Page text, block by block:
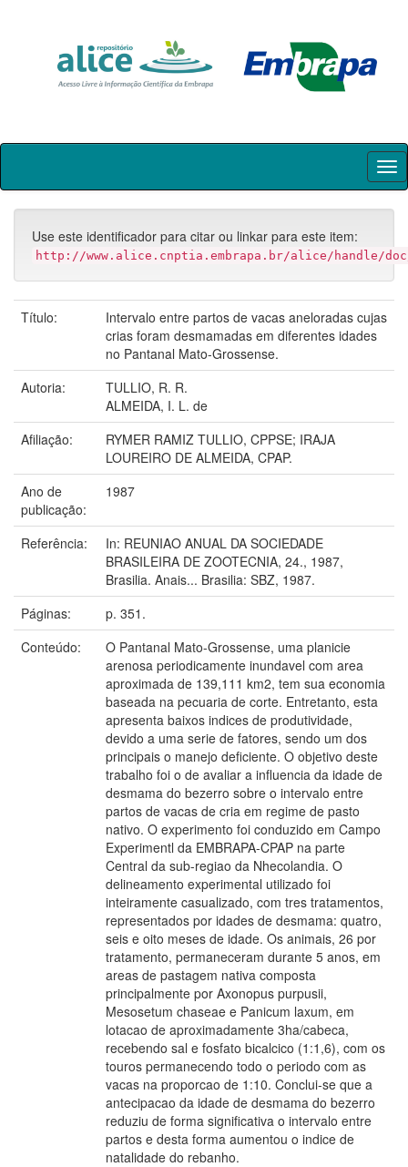
Skip
Use este identificador para citar ou linkar para este item:
http://www.alice.cnptia.embrapa.br/alice/handle/doc/
Título:
Intervalo entre partos de vacas aneloradas cujas
crias foram desmamadas em diferentes idades
no Pantanal Mato-Grossense.
Autoria:
TULLIO, R. R.
ALMEIDA, I. L. de
Afiliação:
RYMER RAMIZ TULLIO, CPPSE; IRAJA
LOUREIRO DE ALMEIDA, CPAP.
Ano de
publicação:
1987
Referência:
In: REUNIAO ANUAL DA SOCIEDADE
BRASILEIRA DE ZOOTECNIA, 24., 1987,
Brasilia. Anais... Brasilia: SBZ, 1987.
Páginas:
p. 351.
Conteúdo:
O Pantanal Mato-Grossense, uma planicie
arenosa periodicamente inundavel com area
aproximada de 139,111 km2, tem sua economia
baseada na pecuaria de corte. Entretanto, esta
apresenta baixos indices de produtividade,
devido a uma serie de fatores, sendo um dos
principais o manejo deficiente. O objetivo deste
trabalho foi o de avaliar a influencia da idade de
desmama do bezerro sobre o intervalo entre
partos de vacas de cria em regime de pasto
nativo. O experimento foi conduzido em Campo
Experimentl da EMBRAPA-CPAP na parte
Central da sub-regiao da Nhecolandia. O
delineamento experimental utilizado foi
inteiramente casualizado, com tres tratamentos,
representados por idades de desmama: quatro,
seis e oito meses de idade. Os animais, 26 por
tratamento, permaneceram durante 5 anos, em
areas de pastagem nativa composta
principalmente por Axonopus purpusii,
Mesosetum chaseae e Panicum laxum, em
lotacao de aproximadamente 3ha/cabeca,
recebendo sal e fosfato bicalcico (1:1,6), com os
touros permanecendo todo o periodo com as
vacas na proporcao de 1:10. Conclui-se que a
antecipacao da idade de desmama do bezerro
reduziu de forma significativa o intervalo entre
partos e desta forma aumentou o indice de
natalidade do rebanho.